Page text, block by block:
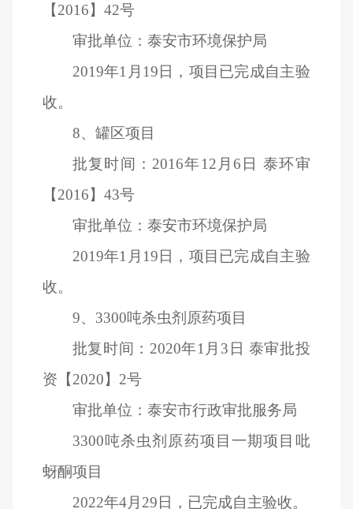
【2016】42号
审批单位：泰安市环境保护局
2019年1月19日，项目已完成自主验
收。
8、罐区项目
批复时间：2016年12月6日 泰环审
【2016】43号
审批单位：泰安市环境保护局
2019年1月19日，项目已完成自主验
收。
9、3300吨杀虫剂原药项目
批复时间：2020年1月3日 泰审批投
资【2020】2号
审批单位：泰安市行政审批服务局
3300吨杀虫剂原药项目一期项目吡
蚜酮项目
2022年4月29日，已完成自主验收。